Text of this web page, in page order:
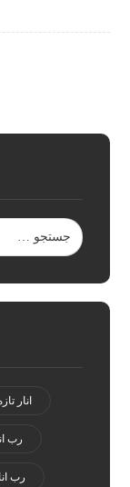
انار
رب انار
رب